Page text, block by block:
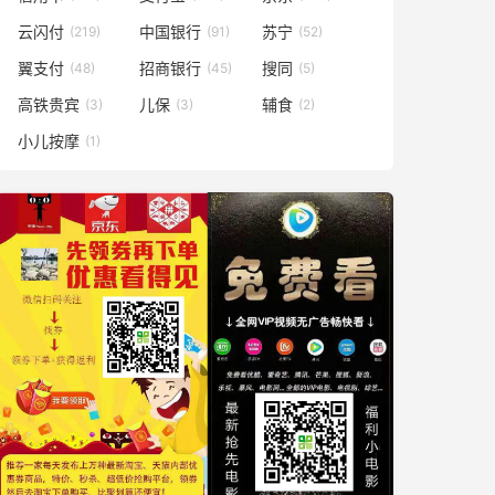
云闪付 (219) 中国银行 (91) 苏宁 (52)
翼支付 (48) 招商银行 (45) 搜同 (5)
高铁贵宾 (3) 儿保 (3) 辅食 (2)
小儿按摩 (1)